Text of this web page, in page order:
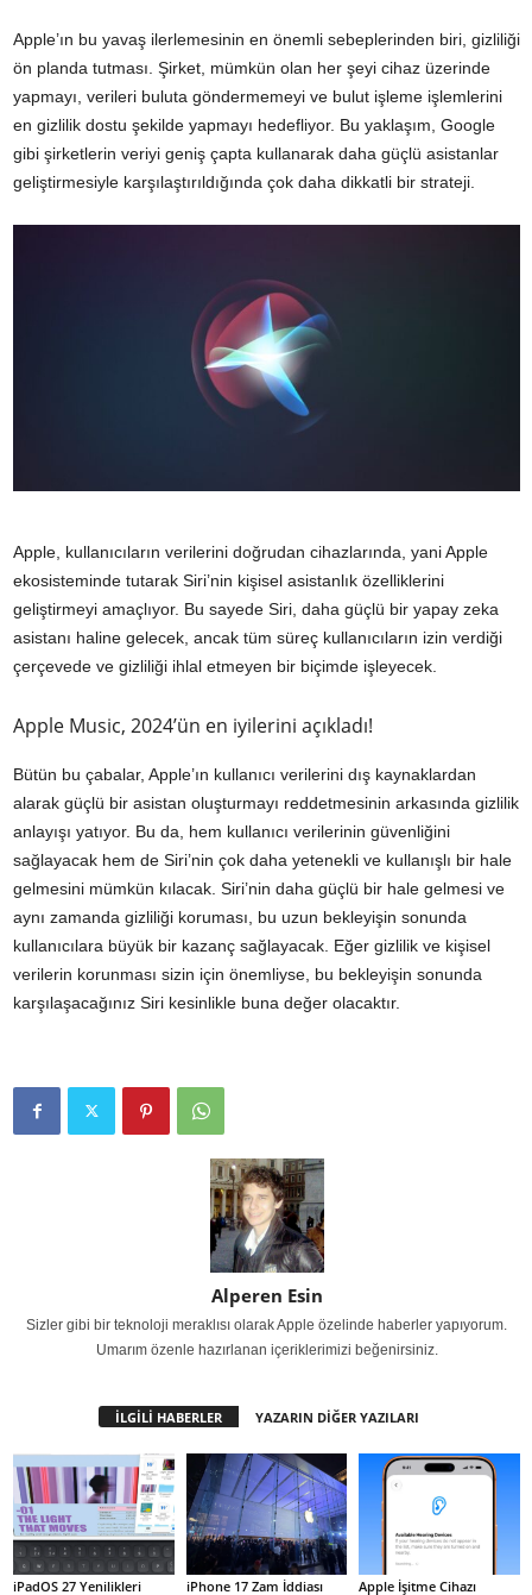
Apple’ın bu yavaş ilerlemesinin en önemli sebeplerinden biri, gizliliği
ön planda tutması. Şirket, mümkün olan her şeyi cihaz üzerinde
yapmayı, verileri buluta göndermemeyi ve bulut işleme işlemlerini
en gizlilik dostu şekilde yapmayı hedefliyor. Bu yaklaşım, Google
gibi şirketlerin veriyi geniş çapta kullanarak daha güçlü asistanlar
geliştirmesiyle karşılaştırıldığında çok daha dikkatli bir strateji.
Apple, kullanıcıların verilerini doğrudan cihazlarında, yani Apple
ekosisteminde tutarak Siri’nin kişisel asistanlık özelliklerini
geliştirmeyi amaçlıyor. Bu sayede Siri, daha güçlü bir yapay zeka
asistanı haline gelecek, ancak tüm süreç kullanıcıların izin verdiği
çerçevede ve gizliliği ihlal etmeyen bir biçimde işleyecek.
Apple Music, 2024’ün en iyilerini açıkladı!
Bütün bu çabalar, Apple’ın kullanıcı verilerini dış kaynaklardan
alarak güçlü bir asistan oluşturmayı reddetmesinin arkasında gizlilik
anlayışı yatıyor. Bu da, hem kullanıcı verilerinin güvenliğini
sağlayacak hem de Siri’nin çok daha yetenekli ve kullanışlı bir hale
gelmesini mümkün kılacak. Siri’nin daha güçlü bir hale gelmesi ve
aynı zamanda gizliliği koruması, bu uzun bekleyişin sonunda
kullanıcılara büyük bir kazanç sağlayacak. Eğer gizlilik ve kişisel
verilerin korunması sizin için önemliyse, bu bekleyişin sonunda
karşılaşacağınız Siri kesinlikle buna değer olacaktır.
Alperen Esin
Sizler gibi bir teknoloji meraklısı olarak Apple özelinde haberler yapıyorum.
Umarım özenle hazırlanan içeriklerimizi beğenirsiniz.
İLGİLİ HABERLER YAZARIN DİĞER YAZILARI
iPadOS 27 Yenilikleri
iPhone 17 Zam İddiası
Apple İşitme Cihazı